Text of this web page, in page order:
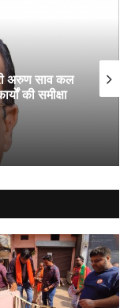
अरुण साव कल
की समीक्षा